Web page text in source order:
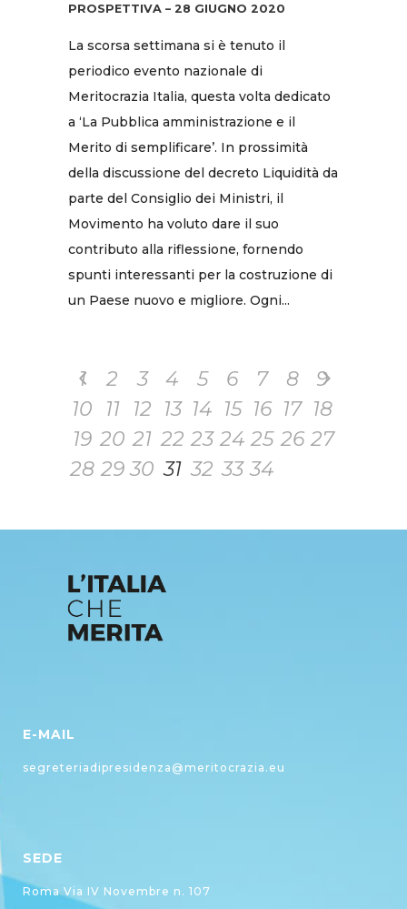
PROSPETTIVA – 28 GIUGNO 2020
La scorsa settimana si è tenuto il
periodico evento nazionale di
Meritocrazia Italia, questa volta dedicato
a ‘La Pubblica amministrazione e il
Merito di semplificare’. In prossimità
della discussione del decreto Liquidità da
parte del Consiglio dei Ministri, il
Movimento ha voluto dare il suo
contributo alla riflessione, fornendo
spunti interessanti per la costruzione di
un Paese nuovo e migliore. Ogni...
1 2 3 4 5 6 7 8
9
10
11 12 13 14 15 16 17 18
19 20 21 22 23 24 25 26 27
28 29 30 31 32 33 34
E-MAIL
segreteriadipresidenza@meritocrazia.eu
SEDE
Roma Via IV Novembre n. 107